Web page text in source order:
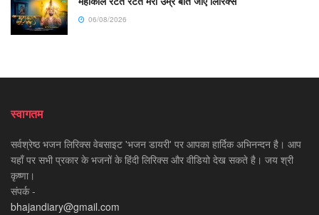
06/08/2026
स्वागतम
सर्वश्रेष्ठ भजन लिरिक्स वेबसाइट 'भजन डायरी' पर आपका हार्दिक अभिनन्दन है। आप
यहाँ पर सभी प्रकार के भजनों के हिंदी लिरिक्स और वीडियो देख सकते है। जय श्री
कृष्णा।
संपर्क -
bhajandiary@gmail.com